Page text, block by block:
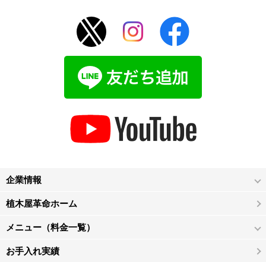
企業情報
植木屋革命ホーム
メニュー（料金一覧）
お手入れ実績